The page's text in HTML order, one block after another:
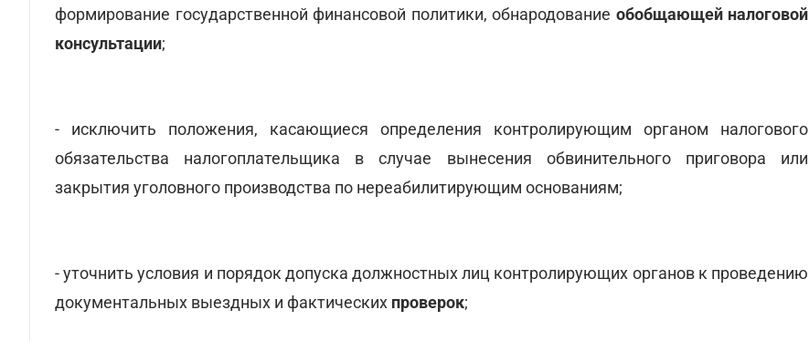
формирование государственной финансовой политики, обнародование обобщающей налоговой
консультации;
- исключить положения, касающиеся определения контролирующим органом налогового
обязательства налогоплательщика в случае вынесения обвинительного приговора или
закрытия уголовного производства по нереабилитирующим основаниям;
- уточнить условия и порядок допуска должностных лиц контролирующих органов к проведению
документальных выездных и фактических проверок;